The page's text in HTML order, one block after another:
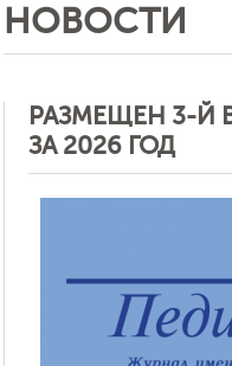
НОВОСТИ
РАЗМЕЩЕН 3-Й
ЗА 2026 ГОД